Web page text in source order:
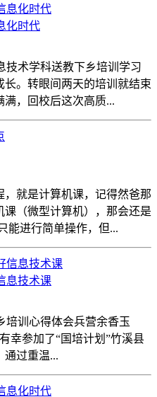
化时代
技术学科送教下乡培训学习
。转眼间两天的培训就结束
，回校后这次高质...
就是计算机课，记得然爸那
（微型计算机），那会还是
能进行简单操作，但...
息技术课
培训心得体会兵营余香玉
幸参加了“国培计划”竹溪县
通过重温...